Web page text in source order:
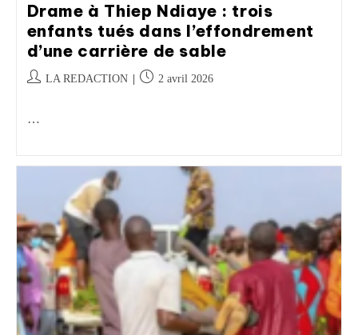
Drame à Thiep Ndiaye : trois
enfants tués dans l’effondrement
d’une carrière de sable
LA REDACTION 2 avril 2026
…